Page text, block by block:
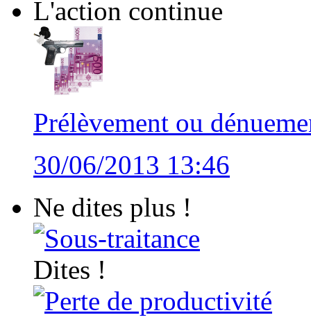
L'action continue
Prélèvement ou
30/06/2013 13:46
Ne dites plus !
Sous-traitance
Dites !
Perte de productivité